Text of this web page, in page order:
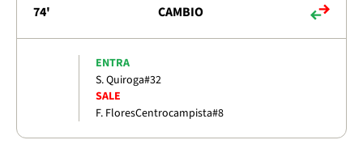
74' CAMBIO
ENTRA
S. Quiroga#32
SALE
F. FloresCentrocampista#8